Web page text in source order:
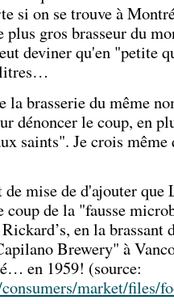
si on se trouve à
plus gros brasseur du
deviner qu'en "petite
la brasserie du même
dénoncer le coup, en
saints". Je crois
mise de d'ajouter que
coup de la "fausse
en la brassant
Brewery" à
en 1959! (source:
market/files/